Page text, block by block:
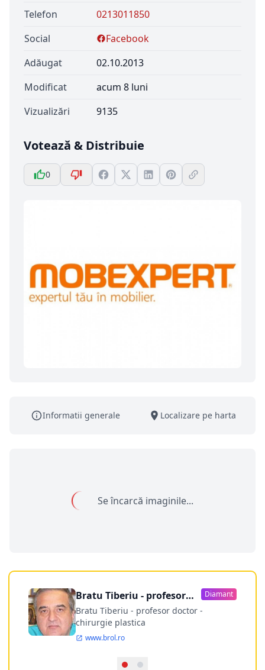
Telefon
0213011850
Social
Facebook
Adăugat
02.10.2013
Modificat
acum 8 luni
Vizualizări
9135
Votează & Distribuie
0
Informatii generale Localizare pe harta
Se încarcă imaginile...
Bratu Tiberiu - profesor
doctor
Diamant
Bratu Tiberiu - profesor doctor -
chirurgie plastica
www.brol.ro